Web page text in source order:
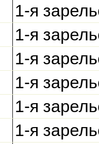
1-я
1-я
1-я
1-я
1-я
1-я